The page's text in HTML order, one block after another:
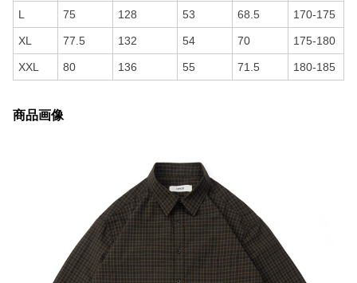
L 75 128 53 68.5 170-175
XL 77.5 132 54 70 175-180
XXL 80 136 55 71.5 180-185
商品画像